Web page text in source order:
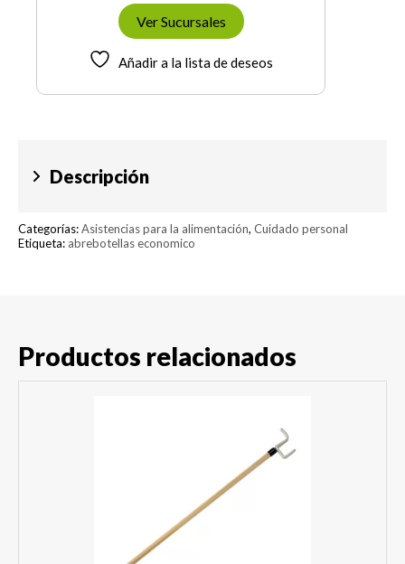
Ver Sucursales
Añadir a la lista de deseos
Descripción
Categorías:Asistencias para la alimentación, Cuidado personal
Etiqueta: abrebotellas economico
Productos relacionados